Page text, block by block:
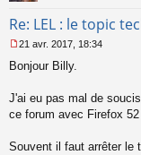
Re: LEL : le topic
e
s
g
n
21 avr. 2017, 18:34
Bonjour Billy.
J'ai eu pas mal de
ce forum avec Firefox
Souvent il faut arrêter le